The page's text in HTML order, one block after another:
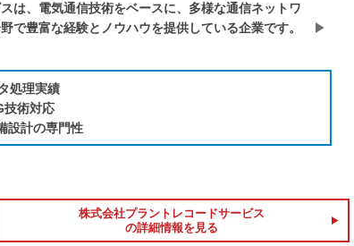
は、電気通信技術をベースに、多様な通信ネットワ
で豊富な経験とノウハウを提供している企業です。
処理実績
技術対応
設計の専門性
株式会社プラントレコードサービス
の詳細情報を見る